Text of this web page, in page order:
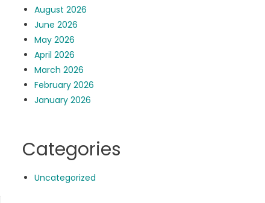
August 2026
June 2026
May 2026
April 2026
March 2026
February 2026
January 2026
Categories
Uncategorized